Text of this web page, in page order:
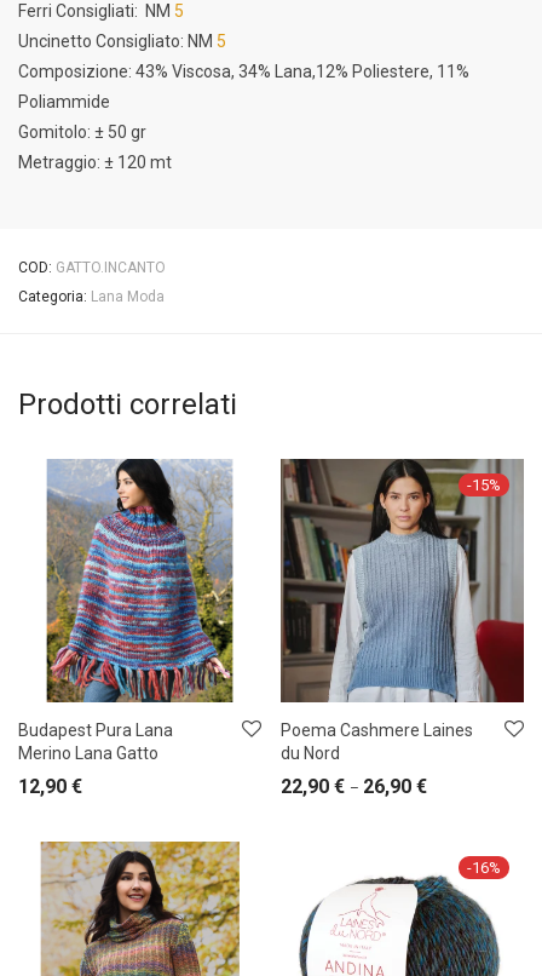
Ferri Consigliati: NM 5
Uncinetto Consigliato: NM 5
Composizione: 43% Viscosa, 34% Lana,12% Poliestere, 11%
Poliammide
Gomitolo: ± 50 gr
Metraggio: ± 120 mt
COD: GATTO.INCANTO
Categoria: Lana Moda
Prodotti correlati
Budapest Pura Lana
Merino Lana Gatto
12,90 €
-15%
Poema Cashmere Laines
du Nord
22,90 € – 26,90 €
-16%